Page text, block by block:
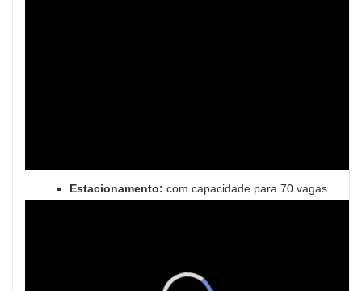
Estacionamento: com capacidade para 70 vagas.